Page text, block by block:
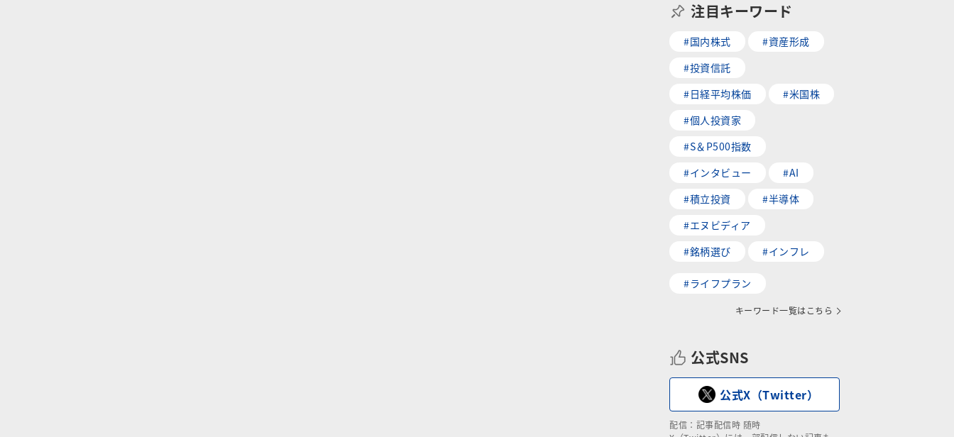
注目キーワード
#国内株式
#資産形成
#投資信託
#日経平均株価
#米国株
#個人投資家
#S＆P500指数
#インタビュー
#AI
#積立投資
#半導体
#エヌビディア
#銘柄選び
#インフレ
#ライフプラン
キーワード一覧はこちら
公式SNS
公式X（Twitter）
配信：記事配信時 随時